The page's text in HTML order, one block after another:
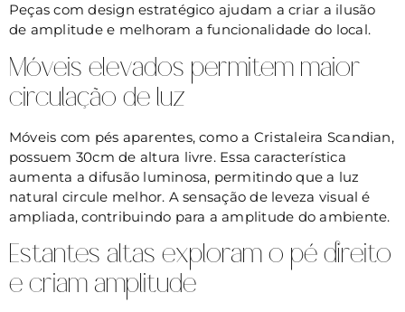
Peças com design estratégico ajudam a criar a ilusão
de amplitude e melhoram a funcionalidade do local.
Móveis elevados permitem maior
circulação de luz
Móveis com pés aparentes, como a Cristaleira Scandian,
possuem 30cm de altura livre. Essa característica
aumenta a difusão luminosa, permitindo que a luz
natural circule melhor. A sensação de leveza visual é
ampliada, contribuindo para a amplitude do ambiente.
Estantes altas exploram o pé direito
e criam amplitude